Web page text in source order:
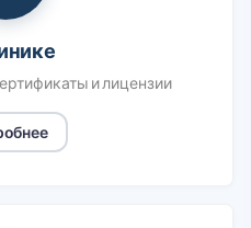
и лицензии